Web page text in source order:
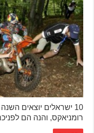
10 ישראלים יוצאים
רומניאקס, והנה הם